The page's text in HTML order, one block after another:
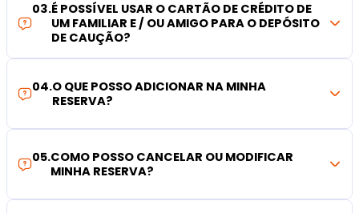
03.É POSSÍVEL USAR O CARTÃO DE CRÉDITO DE
UM FAMILIAR E / OU AMIGO PARA O DEPÓSITO
DE CAUÇÃO?
04.O QUE POSSO ADICIONAR NA MINHA
RESERVA?
05.COMO POSSO CANCELAR OU MODIFICAR
MINHA RESERVA?